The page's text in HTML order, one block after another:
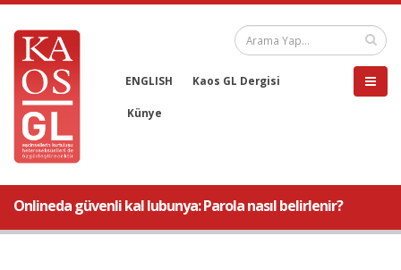
ENGLISH Kaos GL Dergisi
Künye
Onlineda güvenli kal lubunya: Parola nasıl belirlenir?